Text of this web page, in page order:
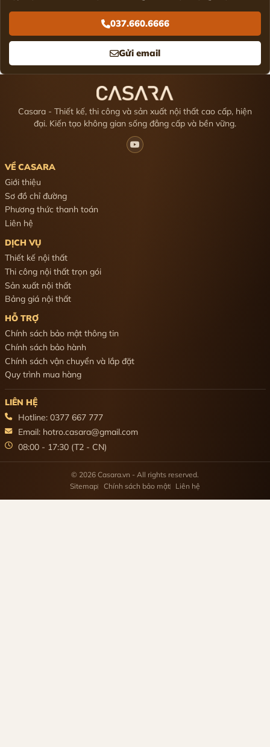
037.660.6666
Gửi email
Casara - Thiết kế, thi công và sản xuất nội thất cao cấp, hiện
đại. Kiến tạo không gian sống đẳng cấp và bền vững.
VỀ CASARA
Giới thiệu
Sơ đồ chỉ đường
Phương thức thanh toán
Liên hệ
DỊCH VỤ
Thiết kế nội thất
Thi công nội thất trọn gói
Sản xuất nội thất
Bảng giá nội thất
HỖ TRỢ
Chính sách bảo mật thông tin
Chính sách bảo hành
Chính sách vận chuyển và lắp đặt
Quy trình mua hàng
LIÊN HỆ
Hotline: 0377 667 777
Email: hotro.casara@gmail.com
08:00 - 17:30 (T2 - CN)
© 2026 Casara.vn - All rights reserved.
Sitemap
Chính sách bảo mật Liên hệ